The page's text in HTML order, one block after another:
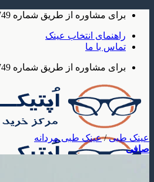
Skip
content
برای مشاوره از طریق شماره 8749 8897 - 021 تماس بگیرید
راهنمای انتخاب عینک
تماس با ما
برای مشاوره از طریق شماره 8749 8897 - 021 تماس بگیرید
عینک طبی / عینک طبی مردانه
صافی